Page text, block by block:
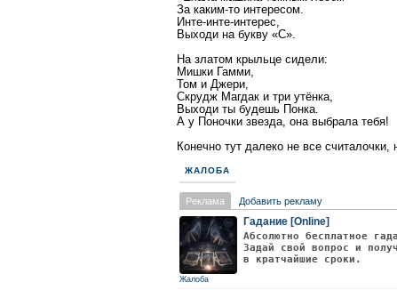
За каким-то интересом.
Инте-инте-интерес,
Выходи на букву «С».
На златом крыльце сидели:
Мишки Гамми,
Том и Джери,
Скрудж Магдак и три утёнка,
Выходи ты будешь Понка.
А у Поночки звезда, она выбрала тебя!
Конечно тут далеко не все
ЖАЛОБА
Реклама Добавить рекламу
Гадание [Online]
Абсолютно бесплатное
Задай свой вопрос и
в кратчайшие сроки.
Жалоба